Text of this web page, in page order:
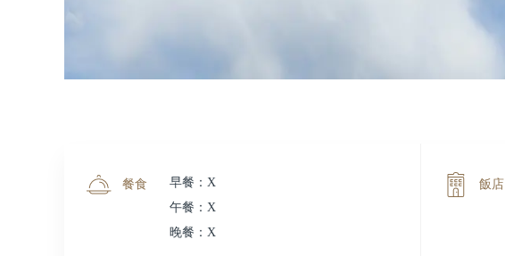
餐食
早餐：X
午餐：X
晚餐：X
飯店